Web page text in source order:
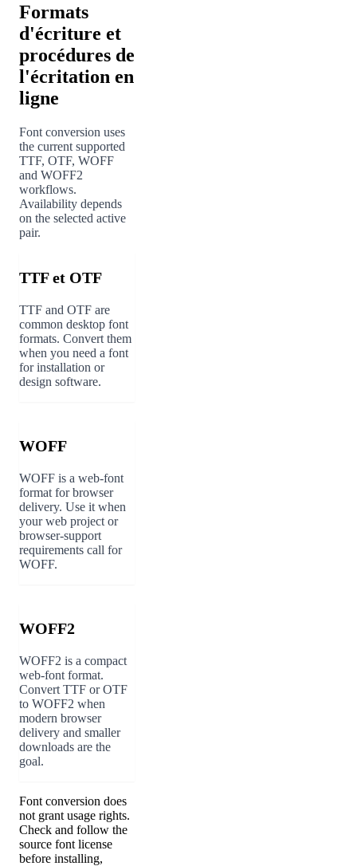
Formats
d'écriture et
procédures de
l'écritation en
ligne
Font conversion uses
the current supported
TTF, OTF, WOFF
and WOFF2
workflows.
Availability depends
on the selected active
pair.
TTF et OTF
TTF and OTF are
common desktop font
formats. Convert them
when you need a font
for installation or
design software.
WOFF
WOFF is a web-font
format for browser
delivery. Use it when
your web project or
browser-support
requirements call for
WOFF.
WOFF2
WOFF2 is a compact
web-font format.
Convert TTF or OTF
to WOFF2 when
modern browser
delivery and smaller
downloads are the
goal.
Font conversion does
not grant usage rights.
Check and follow the
source font license
before installing,